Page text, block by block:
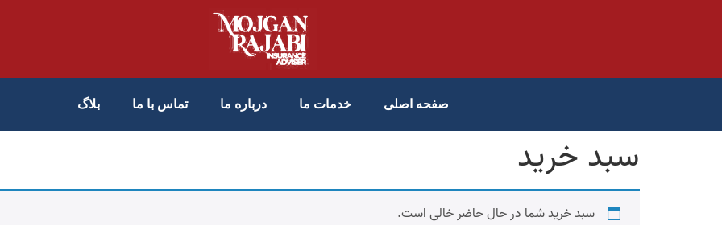
صفحه اصلی خدمات ما درباره ما تماس با ما بلاگ
سبد خرید
سبد خرید شما در حال حاضر خالی است.